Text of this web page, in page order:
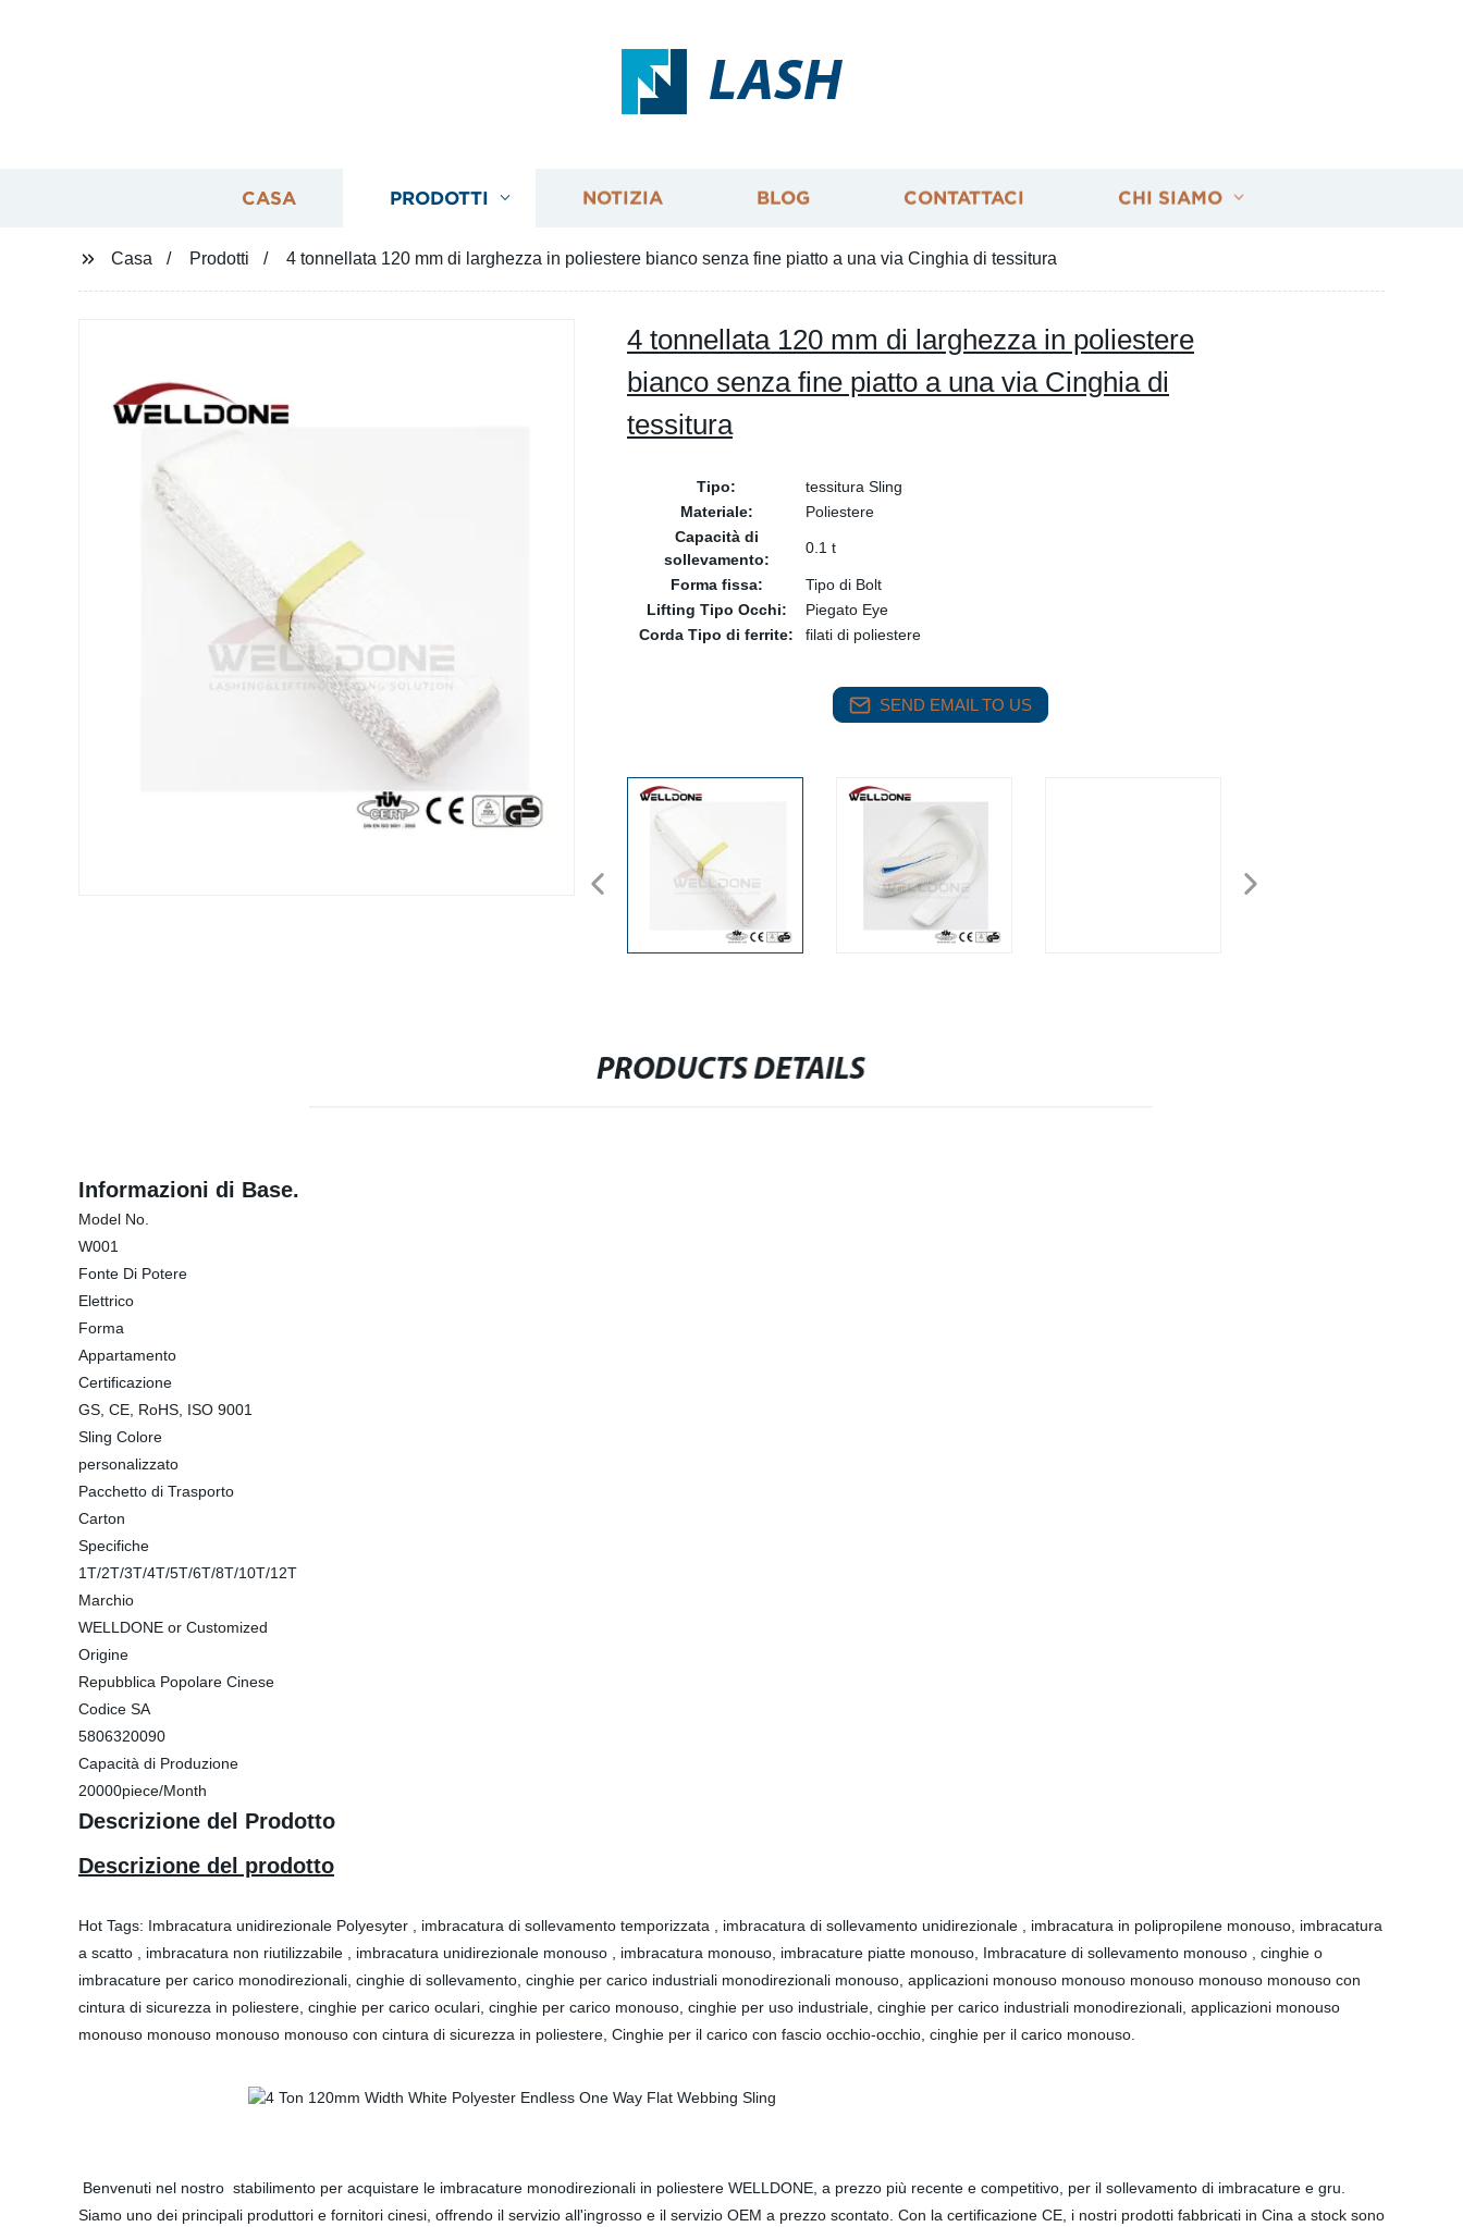
LASH
CASA PRODOTTI NOTIZIA BLOG CONTATTACI CHI SIAMO
Casa Prodotti 4 tonnellata 120 mm di larghezza in poliestere bianco senza fine piatto a una via Cinghia di tessitura
4 tonnellata 120 mm di larghezza in poliestere
bianco senza fine piatto a una via Cinghia di
tessitura
Tipo:
tessitura Sling
Materiale:
Poliestere
Capacità di
sollevamento:
0.1 t
Forma fissa:
Tipo di Bolt
Lifting Tipo Occhi:
Piegato Eye
Corda Tipo di ferrite:
filati di poliestere
SEND EMAIL TO US
PRODUCTS DETAILS
Informazioni di Base.
Model No.
W001
Fonte Di Potere
Elettrico
Forma
Appartamento
Certificazione
GS, CE, RoHS, ISO 9001
Sling Colore
personalizzato
Pacchetto di Trasporto
Carton
Specifiche
1T/2T/3T/4T/5T/6T/8T/10T/12T
Marchio
WELLDONE or Customized
Origine
Repubblica Popolare Cinese
Codice SA
5806320090
Capacità di Produzione
20000piece/Month
Descrizione del Prodotto
Descrizione del prodotto
Hot Tags: Imbracatura unidirezionale Polyesyter , imbracatura di sollevamento temporizzata , imbracatura di sollevamento unidirezionale , imbracatura in polipropilene monouso, imbracatura
a scatto , imbracatura non riutilizzabile , imbracatura unidirezionale monouso , imbracatura monouso, imbracature piatte monouso, Imbracature di sollevamento monouso , cinghie o
imbracature per carico monodirezionali, cinghie di sollevamento, cinghie per carico industriali monodirezionali monouso, applicazioni monouso monouso monouso monouso monouso con
cintura di sicurezza in poliestere, cinghie per carico oculari, cinghie per carico monouso, cinghie per uso industriale, cinghie per carico industriali monodirezionali, applicazioni monouso
monouso monouso monouso monouso con cintura di sicurezza in poliestere, Cinghie per il carico con fascio occhio-occhio, cinghie per il carico monouso.
Benvenuti nel nostro stabilimento per acquistare le imbracature monodirezionali in poliestere WELLDONE, a prezzo più recente e competitivo, per il sollevamento di imbracature e gru.
Siamo uno dei principali produttori e fornitori cinesi, offrendo il servizio all'ingrosso e il servizio OEM a prezzo scontato. Con la certificazione CE, i nostri prodotti fabbricati in Cina a stock sono